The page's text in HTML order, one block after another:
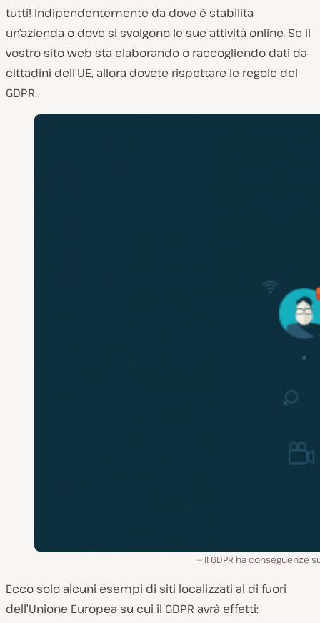
tutti! Indipendentemente da dove è stabilita
un’azienda o dove si svolgono le sue attività online. Se il
vostro sito web sta elaborando o raccogliendo dati da
cittadini dell’UE, allora dovete rispettare le regole del
GDPR.
Il GDPR ha conseguenze
Ecco solo alcuni esempi di siti localizzati al di fuori
dell’Unione Europea su cui il GDPR avrà effetti: